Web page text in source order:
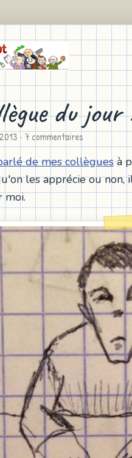
du
· 7 commentaires
de mes collèguesà
les apprécie ou
moi.